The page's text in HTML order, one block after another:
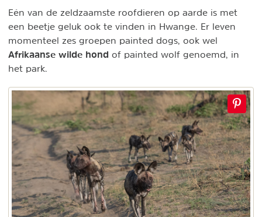
Eén van de zeldzaamste roofdieren op aarde is met
een beetje geluk ook te vinden in Hwange. Er leven
momenteel zes groepen painted dogs, ook wel
Afrikaanse wilde hond of painted wolf genoemd, in
het park.